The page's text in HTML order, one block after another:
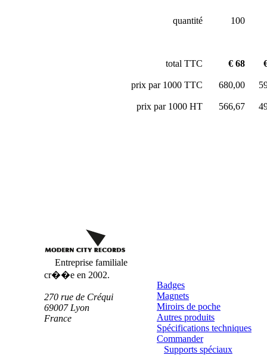
quantité 100
total TTC € 68
prix par 1000 TTC 680,00
prix par 1000 HT 566,67
Entreprise familiale
cr��e en 2002.
270 rue de Créqui
69007 Lyon
France
Badges
Magnets
Miroirs de poche
Autres produits
Spécifications techniques
Commander
Supports spéciaux